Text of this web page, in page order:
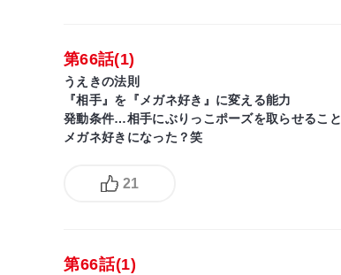
第66話(1)
うえきの法則
『相手』を『メガネ好き』に変える能力
発動条件…相手にぶりっこポーズを取らせること
メガネ好きになった？笑
21
第66話(1)